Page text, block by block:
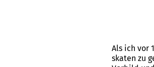
Als ich vor
skaten zu